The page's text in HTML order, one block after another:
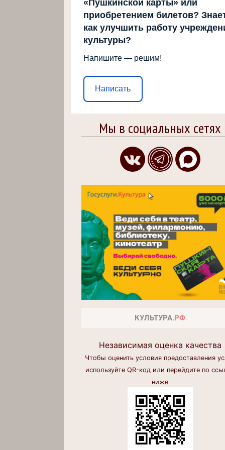
«Пушкинской карты» или
приобретением билетов?
как улучшить работу
культуры?
Напишите — решим!
Написать
Мы в социальных сетях
Независимая оценка качества
Чтобы оценить условия предоставления
используйте QR-код или перейдите по
ниже